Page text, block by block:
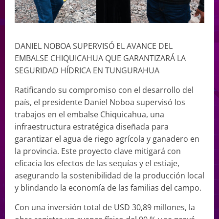
DANIEL NOBOA SUPERVISÓ EL AVANCE DEL
EMBALSE CHIQUICAHUA QUE GARANTIZARÁ LA
SEGURIDAD HÍDRICA EN TUNGURAHUA
Ratificando su compromiso con el desarrollo del
país, el presidente Daniel Noboa supervisó los
trabajos en el embalse Chiquicahua, una
infraestructura estratégica diseñada para
garantizar el agua de riego agrícola y ganadero en
la provincia. Este proyecto clave mitigará con
eficacia los efectos de las sequías y el estiaje,
asegurando la sostenibilidad de la producción local
y blindando la economía de las familias del campo.
Con una inversión total de USD 30,89 millones, la